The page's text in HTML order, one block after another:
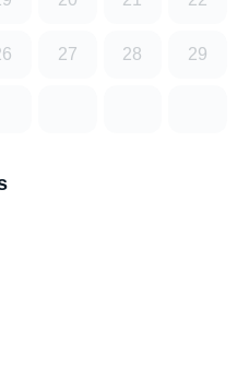
27 28 29